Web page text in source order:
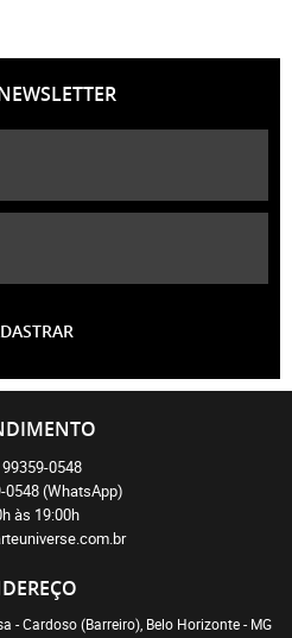
99359-0548
0548(WhatsApp)
às 19:00h
-Cardoso (Barreiro), Belo Horizonte- MG